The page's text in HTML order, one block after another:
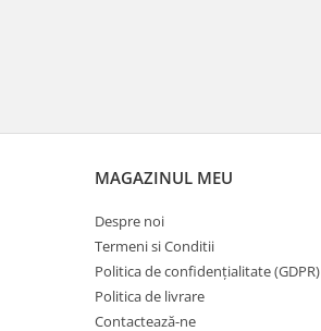
MAGAZINUL MEU
Despre noi
Termeni si Conditii
Politica de confidențialitate (GDPR)
Politica de livrare
Contactează-ne